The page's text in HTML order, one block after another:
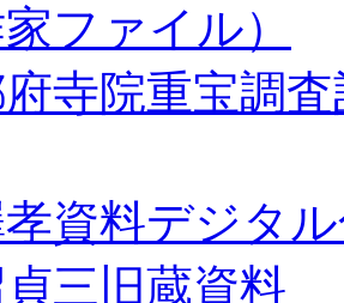
家ファイル）
寺院重宝調
資料デジタ
三旧蔵資料